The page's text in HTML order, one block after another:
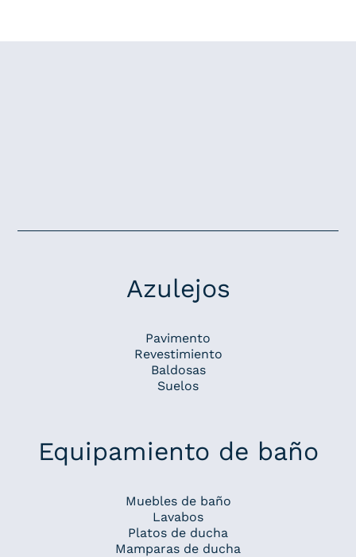
Azulejos
Pavimento
Revestimiento
Baldosas
Suelos
Equipamiento de baño
Muebles de baño
Lavabos
Platos de ducha
Mamparas de ducha